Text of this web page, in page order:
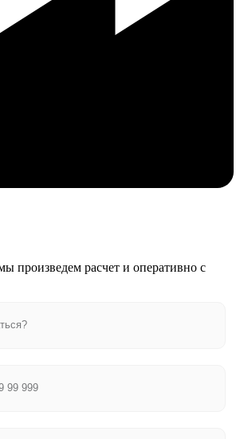
произведем расчет и оперативно с